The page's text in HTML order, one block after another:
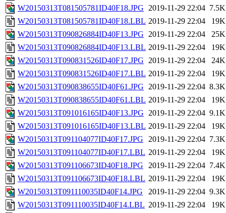
W20150313T081505781ID40F18.JPG 2019-11-29 22:04 7.5K
W20150313T081505781ID40F18.LBL 2019-11-29 22:04
19K
W20150313T090826884ID40F13.JPG 2019-11-29 22:04
25K
W20150313T090826884ID40F13.LBL 2019-11-29 22:04
19K
W20150313T090831526ID40F17.JPG 2019-11-29 22:04
24K
W20150313T090831526ID40F17.LBL 2019-11-29 22:04
19K
W20150313T090838655ID40F61.JPG 2019-11-29 22:04 8.3K
W20150313T090838655ID40F61.LBL 2019-11-29 22:04
19K
W20150313T091016165ID40F13.JPG 2019-11-29 22:04 9.1K
W20150313T091016165ID40F13.LBL 2019-11-29 22:04
19K
W20150313T091104077ID40F17.JPG
2019-11-29 22:04 7.3K
W20150313T091104077ID40F17.LBL 2019-11-29 22:04
19K
W20150313T091106673ID40F18.JPG
2019-11-29 22:04 7.4K
W20150313T091106673ID40F18.LBL 2019-11-29 22:04
19K
W20150313T091110035ID40F14.JPG
2019-11-29 22:04 9.3K
W20150313T091110035ID40F14.LBL 2019-11-29 22:04
19K